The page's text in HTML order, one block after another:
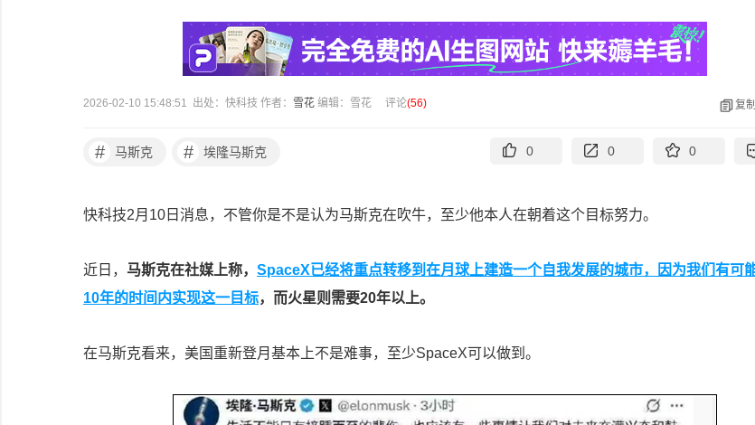
2026-02-10 15:48:51 出处：快科技 作者： 雪花 编辑：雪花 评论(56) 复制
# 马斯克 # 埃隆马斯克 0 0 0
快科技2月10日消息，不管你是不是认为马斯克在吹牛，至少他本人在朝着这个目标努力。
近日， 马斯克在社媒上称， SpaceX已经将重点转移到在月球上建造一个自我发展的城市，因为我们有可
10年的时间内实现这一目标，而火星则需要20年以上。
在马斯克看来，美国重新登月基本上不是难事，至少SpaceX可以做到。